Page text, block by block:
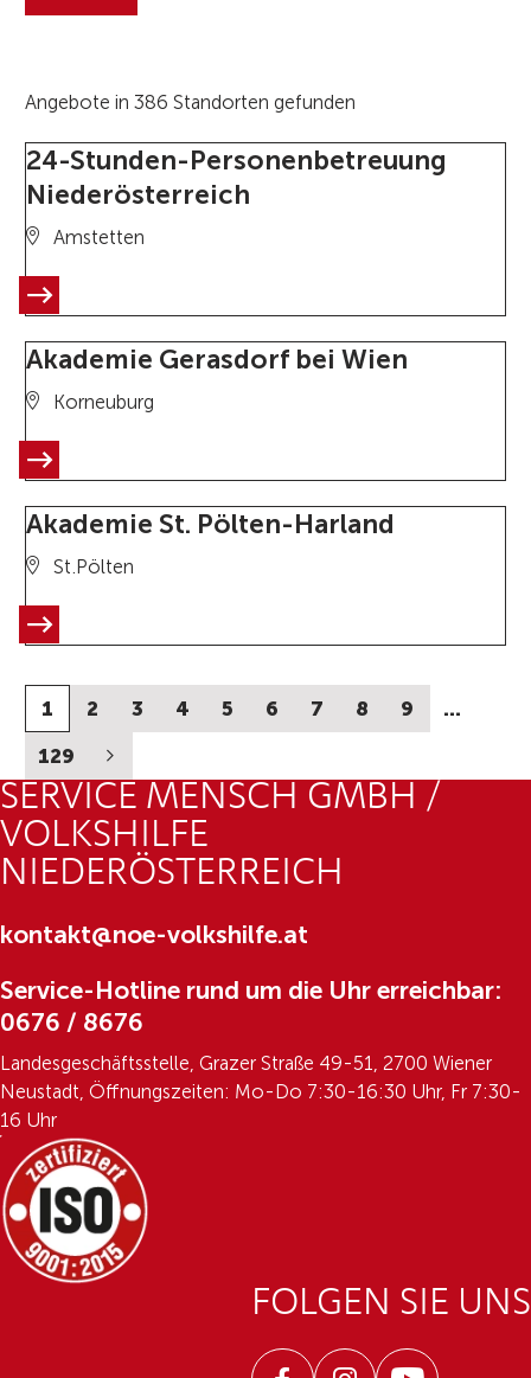
Angebote in 386 Standorten gefunden
24-Stunden-Personenbetreuung
Niederösterreich
Amstetten
Akademie Gerasdorf bei Wien
Korneuburg
Akademie St. Pölten-Harland
St.Pölten
1 2 3 4 5 6 7 8 9
…
129
SERVICE MENSCH GMBH /
VOLKSHILFE
NIEDERÖSTERREICH
kontakt@noe-volkshilfe.at
Service-Hotline rund um die Uhr erreichbar:
0676 / 8676
Landesgeschäftsstelle, Grazer Straße 49-51, 2700 Wiener
Neustadt, Öffnungszeiten: Mo-Do 7:30-16:30 Uhr, Fr 7:30-
16 Uhr
FOLGEN SIE UNS